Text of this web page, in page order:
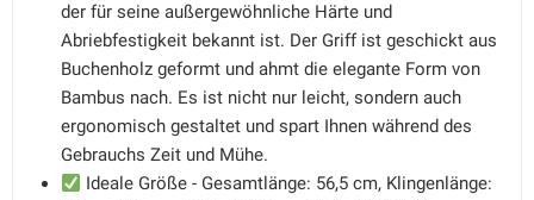
der für seine außergewöhnliche Härte und
Abriebfestigkeit bekannt ist. Der Griff ist geschickt aus
Buchenholz geformt und ahmt die elegante Form von
Bambus nach. Es ist nicht nur leicht, sondern auch
ergonomisch gestaltet und spart Ihnen während des
Gebrauchs Zeit und Mühe.
Ideale Größe - Gesamtlänge: 56,5 cm, Klingenlänge: